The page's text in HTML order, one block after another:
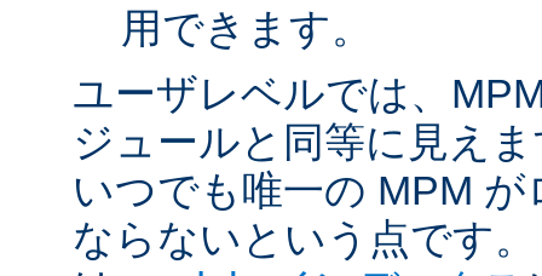
用できます。
ユーザレベルでは、
ジュールと同等に見え
いつでも唯一の MPM
ならないという点です